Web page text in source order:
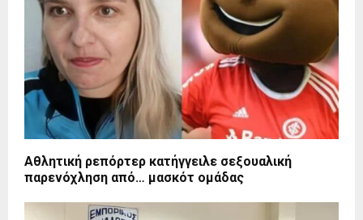
Αθλητική ρεπόρτερ κατήγγειλε σεξουαλική
παρενόχληση από… μασκότ ομάδας